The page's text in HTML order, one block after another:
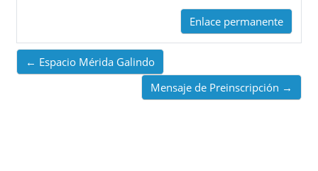
Enlace permanente
← Espacio Mérida Galindo
Mensaje de Preinscripción →